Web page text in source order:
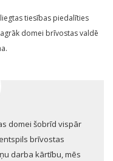
tiesības piedalīties
domei brīvostas valdē
domei šobrīd vispār
brīvostas
darba kārtību, mēs